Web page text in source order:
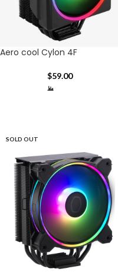
Aero cool Cylon 4F
$59.00
SOLD OUT